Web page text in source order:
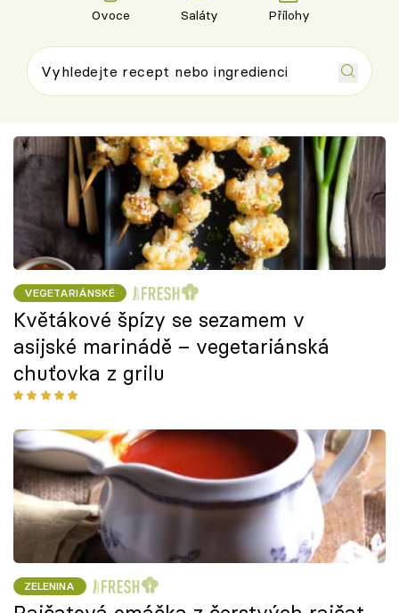
Ovoce Saláty Přílohy
VEGETARIÁNSKÉ
Květákové špízy se sezamem v
asijské marinádě – vegetariánská
chuťovka z grilu
ZELENINA